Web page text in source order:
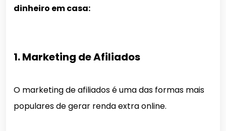
dinheiro em casa:
1. Marketing de Afiliados
O marketing de afiliados é uma das formas mais
populares de gerar renda extra online.